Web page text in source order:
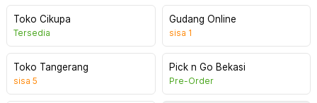
Toko Cikupa
Tersedia
Gudang Online
sisa 1
Toko Tangerang
sisa 5
Pick n Go Bekasi
Pre-Order